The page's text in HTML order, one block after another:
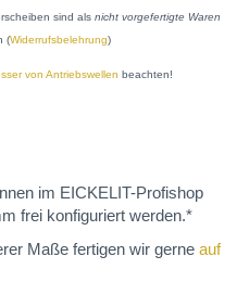
sind als nicht vorgefertigte Waren
(Widerrufsbelehrung)
von Antriebswellen beachten!
im EICKELIT-Profishop
frei konfiguriert werden.*
Maße fertigen wir gerne auf